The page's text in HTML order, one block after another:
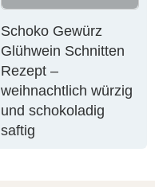
Schoko Gewürz
Glühwein Schnitten
Rezept –
weihnachtlich würzig
und schokoladig
saftig